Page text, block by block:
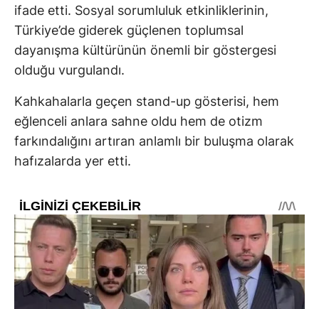
ifade etti. Sosyal sorumluluk etkinliklerinin,
Türkiye’de giderek güçlenen toplumsal
dayanışma kültürünün önemli bir göstergesi
olduğu vurgulandı.
Kahkahalarla geçen stand-up gösterisi, hem
eğlenceli anlara sahne oldu hem de otizm
farkındalığını artıran anlamlı bir buluşma olarak
hafızalarda yer etti.